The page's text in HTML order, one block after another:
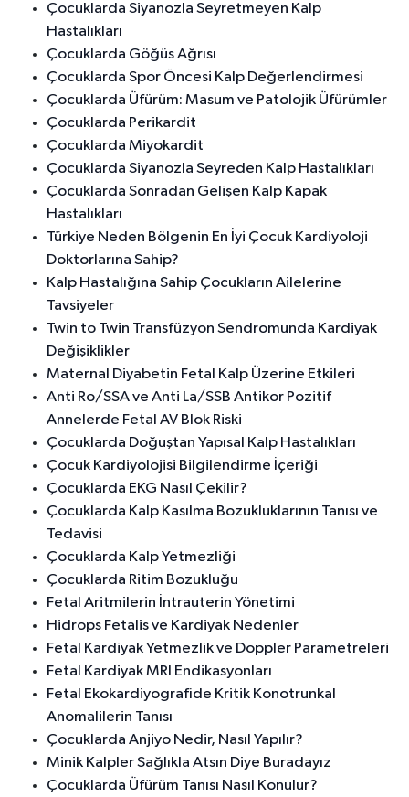
Çocuklarda Siyanozla Seyretmeyen Kalp
Hastalıkları
Çocuklarda Göğüs Ağrısı
Çocuklarda Spor Öncesi Kalp Değerlendirmesi
Çocuklarda Üfürüm: Masum ve Patolojik Üfürümler
Çocuklarda Perikardit
Çocuklarda Miyokardit
Çocuklarda Siyanozla Seyreden Kalp Hastalıkları
Çocuklarda Sonradan Gelişen Kalp Kapak
Hastalıkları
Türkiye Neden Bölgenin En İyi Çocuk Kardiyoloji
Doktorlarına Sahip?
Kalp Hastalığına Sahip Çocukların Ailelerine
Tavsiyeler
Twin to Twin Transfüzyon Sendromunda Kardiyak
Değişiklikler
Maternal Diyabetin Fetal Kalp Üzerine Etkileri
Anti Ro/SSA ve Anti La/SSB Antikor Pozitif
Annelerde Fetal AV Blok Riski
Çocuklarda Doğuştan Yapısal Kalp Hastalıkları
Çocuk Kardiyolojisi Bilgilendirme İçeriği
Çocuklarda EKG Nasıl Çekilir?
Çocuklarda Kalp Kasılma Bozukluklarının Tanısı ve
Tedavisi
Çocuklarda Kalp Yetmezliği
Çocuklarda Ritim Bozukluğu
Fetal Aritmilerin İntrauterin Yönetimi
Hidrops Fetalis ve Kardiyak Nedenler
Fetal Kardiyak Yetmezlik ve Doppler Parametreleri
Fetal Kardiyak MRI Endikasyonları
Fetal Ekokardiyografide Kritik Konotrunkal
Anomalilerin Tanısı
Çocuklarda Anjiyo Nedir, Nasıl Yapılır?
Minik Kalpler Sağlıkla Atsın Diye Buradayız
Çocuklarda Üfürüm Tanısı Nasıl Konulur?